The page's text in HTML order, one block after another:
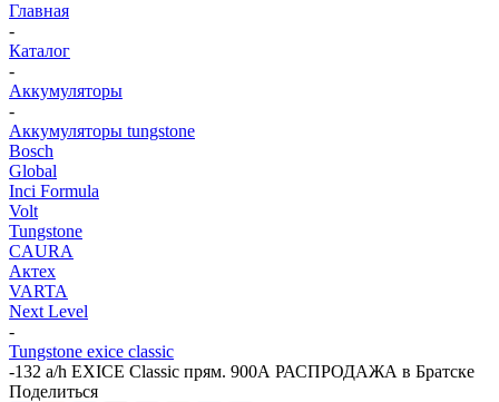
Главная
-
Каталог
-
Аккумуляторы
-
Аккумуляторы tungstone
Bosch
Global
Inci Formula
Volt
Tungstone
CAURA
Актех
VARTA
Next Level
-
Tungstone exice classic
-132 a/h EXICE Classic прям. 900А РАСПРОДАЖА в Братске
Поделиться